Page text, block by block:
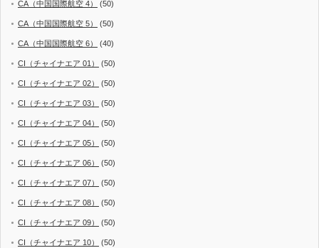
CA（中国国際航空 4） (50)
CA（中国国際航空 5） (50)
CA（中国国際航空 6） (40)
CI（チャイナエア 01） (50)
CI（チャイナエア 02） (50)
CI（チャイナエア 03） (50)
CI（チャイナエア 04） (50)
CI（チャイナエア 05） (50)
CI（チャイナエア 06） (50)
CI（チャイナエア 07） (50)
CI（チャイナエア 08） (50)
CI（チャイナエア 09） (50)
CI（チャイナエア 10） (50)